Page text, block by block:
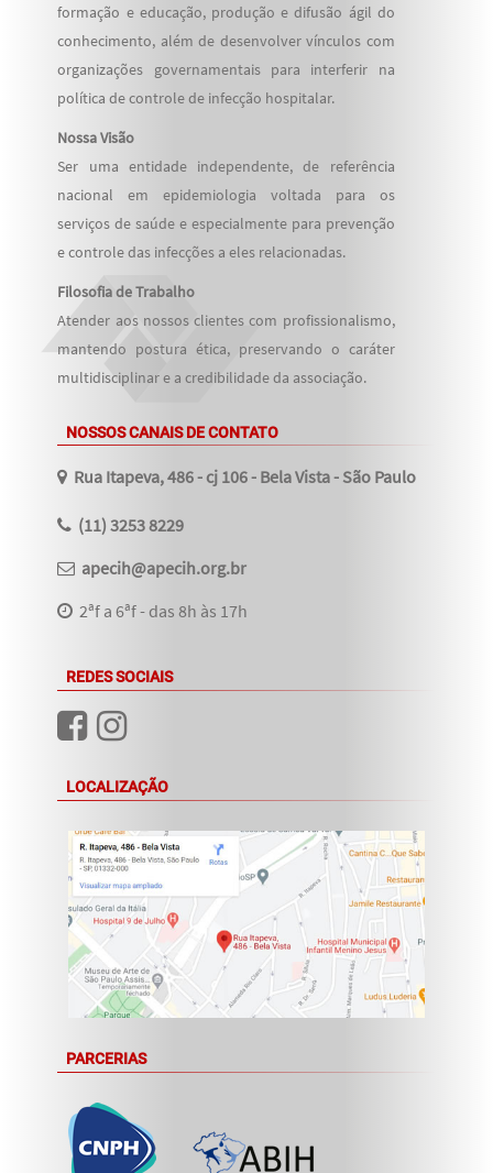
formação e educação, produção e difusão ágil do
conhecimento, além de desenvolver vínculos com
organizações governamentais para interferir na
política de controle de infecção hospitalar.
Nossa Visão
Ser uma entidade independente, de referência
nacional em epidemiologia voltada para os
serviços de saúde e especialmente para prevenção
e controle das infecções a eles relacionadas.
Filosofia de Trabalho
Atender aos nossos clientes com profissionalismo,
mantendo postura ética, preservando o caráter
multidisciplinar e a credibilidade da associação.
NOSSOS CANAIS DE CONTATO
Rua Itapeva, 486 - cj 106 - Bela Vista - São Paulo
(11) 3253 8229
apecih@apecih.org.br
2ªf a 6ªf - das 8h às 17h
REDES SOCIAIS
LOCALIZAÇÃO
PARCERIAS